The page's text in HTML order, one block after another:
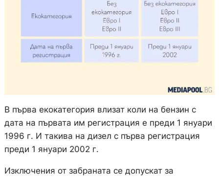
В първа екокатегория влизат коли на бензин с
дата на първата им регистрация е преди 1 януари
1996 г. И такива на дизел с първа регистрация
преди 1 януари 2002 г.
Изключения от забраната се допускат за